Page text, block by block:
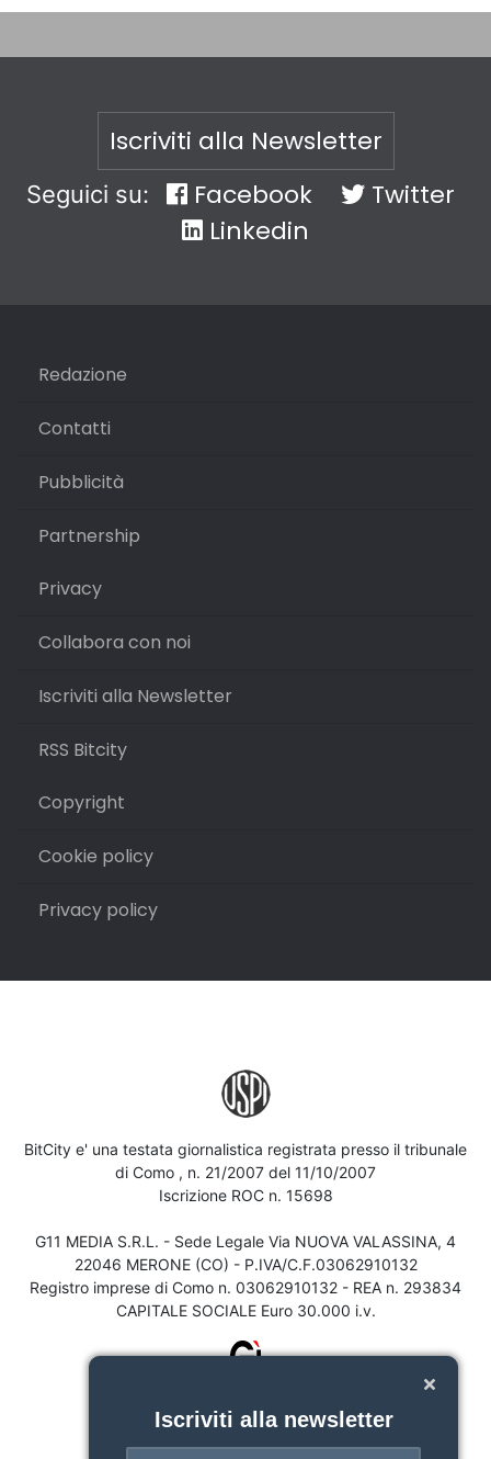
Iscriviti alla Newsletter
Seguici su: Facebook
Twitter
Linkedin
Redazione
Contatti
Pubblicità
Partnership
Privacy
Collabora con noi
Iscriviti alla Newsletter
RSS Bitcity
Copyright
Cookie policy
Privacy policy
BitCity e' una testata giornalistica registrata presso il tribunale
di Como , n. 21/2007 del 11/10/2007
Iscrizione ROC n. 15698
G11 MEDIA S.R.L. - Sede Legale Via NUOVA VALASSINA, 4
22046 MERONE (CO) - P.IVA/C.F.03062910132
Registro imprese di Como n. 03062910132 - REA n. 293834
CAPITALE SOCIALE Euro 30.000 i.v.
Iscriviti alla newsletter